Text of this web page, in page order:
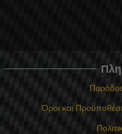
Όροι και